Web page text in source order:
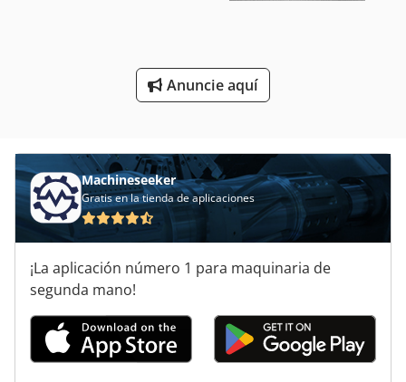
Tableros De La MuestraAnuncie aquí
Machineseeker
Gratis en la tienda de aplicaciones
¡La aplicación número 1 para maquinaria de
segunda mano!